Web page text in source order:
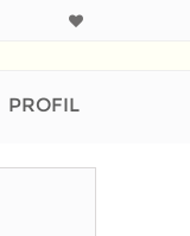
PROFILPinjaman (PIN)